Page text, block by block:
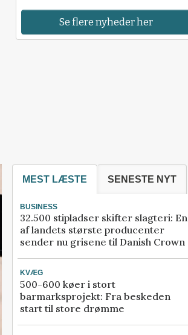
Se flere nyheder her
MEST LÆSTE SENESTE NYT
BUSINESS
32.500 stipladser skifter slagteri: En
af landets største producenter
sender nu grisene til Danish Crown
KVÆG
500-600 køer i stort
barmarksprojekt: Fra beskeden
start til store drømme